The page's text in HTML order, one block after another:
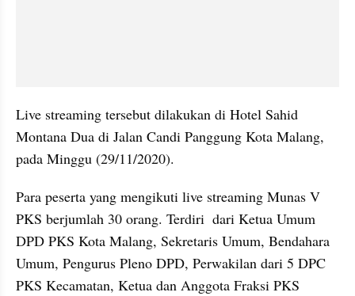
Live streaming tersebut dilakukan di Hotel Sahid
Montana Dua di Jalan Candi Panggung Kota Malang,
pada Minggu (29/11/2020).
Para peserta yang mengikuti live streaming Munas V
PKS berjumlah 30 orang. Terdiri  dari Ketua Umum
DPD PKS Kota Malang, Sekretaris Umum, Bendahara
Umum, Pengurus Pleno DPD, Perwakilan dari 5 DPC
PKS Kecamatan, Ketua dan Anggota Fraksi PKS